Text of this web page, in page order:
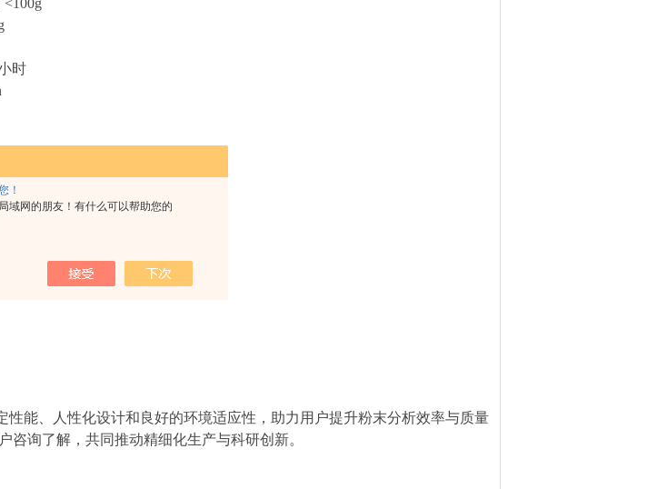
！
域网的朋友！有什么可以帮助您的
<100g
时
/180 W
性能、人性化设计和良好的环境适应性，助力用户提升粉末分析效率与质量
咨询了解，共同推动精细化生产与科研创新。